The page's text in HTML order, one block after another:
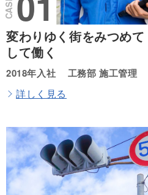
変わりゆく街をみつめて
して働く
2018年入社 工務部 施工管理
詳しく見る